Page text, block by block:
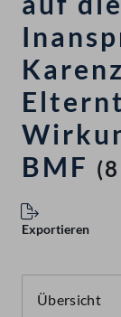
BMF
Exportieren